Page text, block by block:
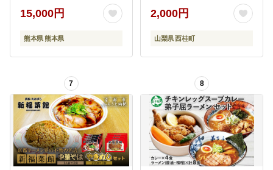
県 プレゼント 詰合せ
15,000円
熊本県 熊本県
旨味の効いたスープ付
／ セット 拉麺 ちぢれ麺
送料無料 山梨県 特産品
2,000円
山梨県 西桂町
7 8